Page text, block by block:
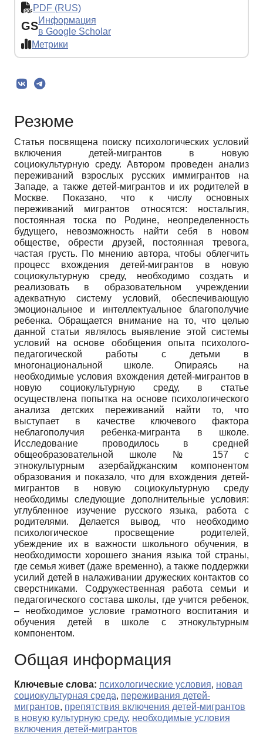
PDF (RUS)
GSИнформация
в Google Scholar
Метрики
Резюме
Статья посвящена поиску психологических условий
включения детей-мигрантов в новую
социокультурную среду. Автором проведен анализ
переживаний взрослых русских иммигрантов на
Западе, а также детей-мигрантов и их родителей в
Москве. Показано, что к числу основных
переживаний мигрантов относятся: ностальгия,
постоянная тоска по Родине, неопределенность
будущего, невозможность найти себя в новом
обществе, обрести друзей, постоянная тревога,
частая грусть. По мнению автора, чтобы облегчить
процесс вхождения детей-мигрантов в новую
социокультурную среду, необходимо создать и
реализовать в образовательном учреждении
адекватную систему условий, обеспечивающую
эмоциональное и интеллектуальное благополучие
ребенка. Обращается внимание на то, что целью
данной статьи являлось выявление этой системы
условий на основе обобщения опыта психолого-
педагогической работы с детьми в
многонациональной школе. Опираясь на
необходимые условия вхождения детей-мигрантов в
новую социокультурную среду, в статье
осуществлена попытка на основе психологического
анализа детских переживаний найти то, что
выступает в качестве ключевого фактора
неблагополучия ребенка-мигранта в школе.
Исследование проводилось в средней
общеобразовательной школе № 157 с
этнокультурным азербайджанским компонентом
образования и показало, что для вхождения детей-
мигрантов в новую социокультурную среду
необходимы следующие дополнительные условия:
углубленное изучение русского языка, работа с
родителями. Делается вывод, что необходимо
психологическое просвещение родителей,
убеждение их в важности школьного обучения, в
необходимости хорошего знания языка той страны,
где семья живет (даже временно), а также поддержки
усилий детей в налаживании дружеских контактов со
сверстниками. Содружественная работа семьи и
педагогического состава школы, где учится ребенок,
– необходимое условие грамотного воспитания и
обучения детей в школе с этнокультурным
компонентом.
Общая информация
Ключевые слова: психологические условия, новая
социокультурная среда, переживания детей-
мигрантов, препятствия включения детей-мигрантов
в новую культурную среду, необходимые условия
включения детей-мигрантов